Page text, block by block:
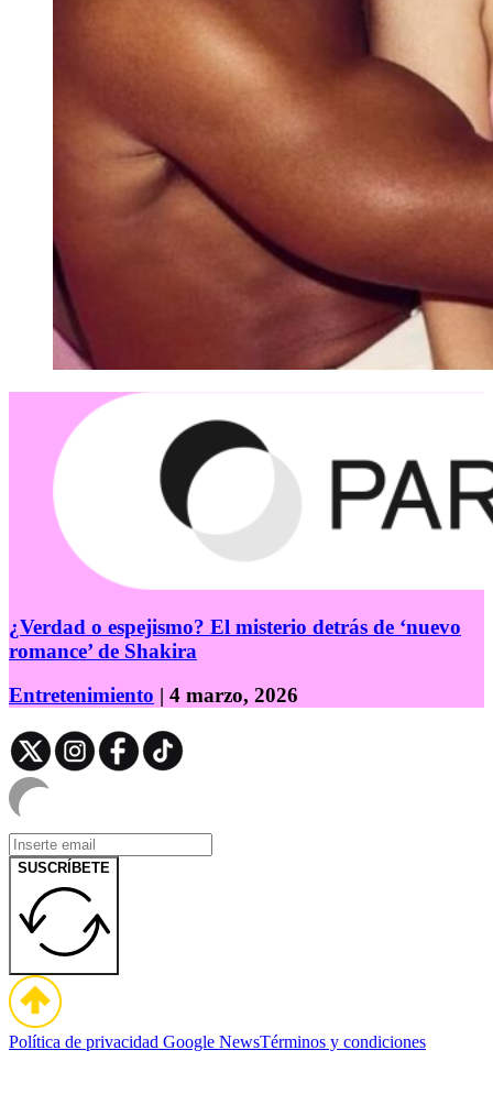
¿Verdad o espejismo? El misterio detrás de ‘nuevo
romance’ de Shakira
Entretenimiento | 4 marzo, 2026
SUSCRÍBETE
Política de privacidad Google NewsTérminos y condiciones